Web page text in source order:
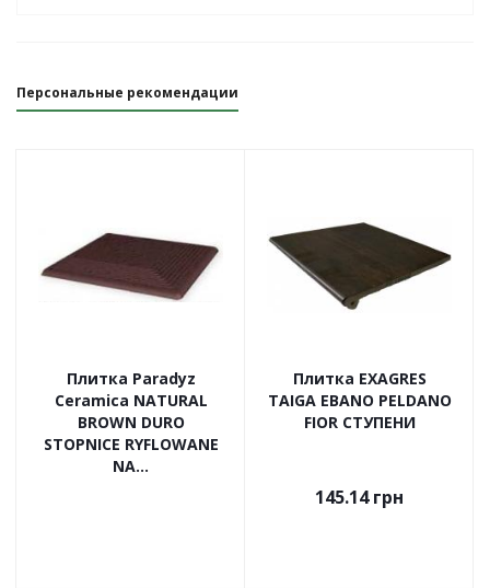
Персональные рекомендации
Плитка Paradyz
Ceramica NATURAL
BROWN DURO
STOPNICE RYFLOWANE
NA...
Плитка EXAGRES
TAIGA EBANO PELDANO
FIOR СТУПЕНИ
145.14грн